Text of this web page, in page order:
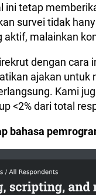
ini tetap
survei tidak
aktif, malainkan
dengan cara
ajakan untuk
Kami
<2% dari total
bahasa